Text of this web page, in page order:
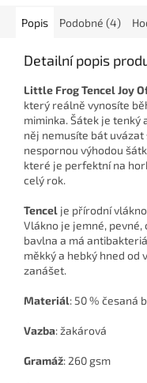
Popis Podobné (4)
Detailní popis
Little Frog Tencel Joy
který reálně vynosíte
miminka. Šátek je tenký
něj nemusíte bát
nespornou výhodou
které je perfektní na
celý rok.
Tencel je přírodní
Vlákno je jemné,
bavlna a má
měkký a hebký hned od
zanášet.
Materiál: 50 % česaná
Vazba: žakárová
Gramáž: 260 gsm